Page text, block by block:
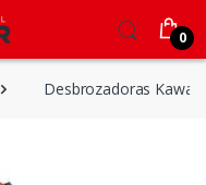
0
Desbrozadoras